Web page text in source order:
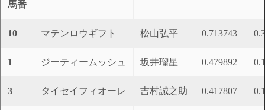
馬番
10 マテンロウギフト 松山弘平 0.713743
1 ジーティームッシュ 坂井瑠星 0.479892
3 タイセイフィオーレ 吉村誠之助 0.417807